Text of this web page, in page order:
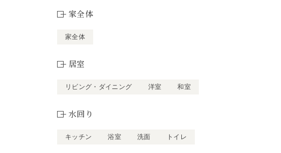
家全体
家全体
居室
リビング・ダイニング 洋室 和室
水回り
キッチン 浴室 洗面 トイレ